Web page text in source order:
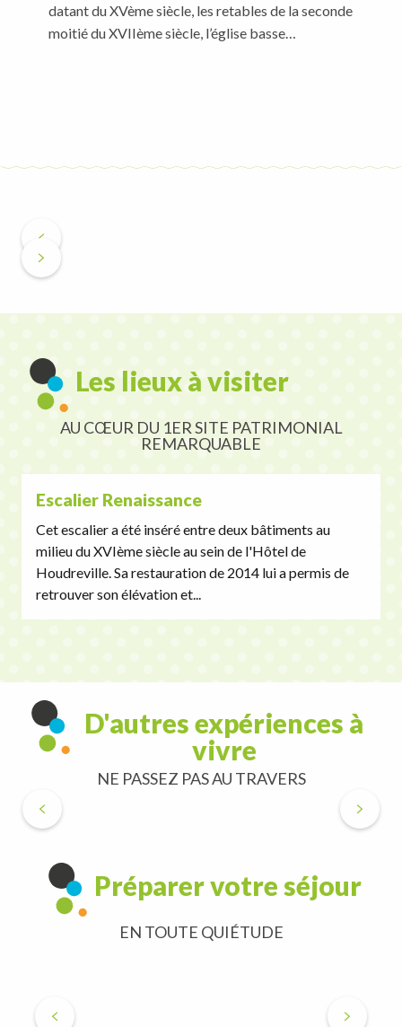
datant du XVème siècle, les retables de la seconde
moitié du XVIIème siècle, l’église basse…
Les lieux à visiter
AU CŒUR DU 1ER SITE PATRIMONIAL
REMARQUABLE
Escalier Renaissance
Cet escalier a été inséré entre deux bâtiments au
milieu du XVIème siècle au sein de l'Hôtel de
Houdreville. Sa restauration de 2014 lui a permis de
retrouver son élévation et...
D'autres expériences à
vivre
NE PASSEZ PAS AU TRAVERS
La Meuse à Vélo
Préparer votre séjour
EN TOUTE QUIÉTUDE